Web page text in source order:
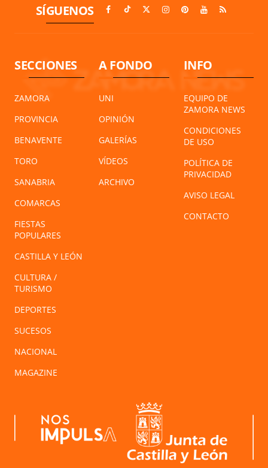
SÍGUENOS
SECCIONES
ZAMORA
PROVINCIA
BENAVENTE
TORO
SANABRIA
COMARCAS
FIESTAS
POPULARES
CASTILLA Y LEÓN
CULTURA /
TURISMO
DEPORTES
SUCESOS
NACIONAL
MAGAZINE
A FONDO
UNI
OPINIÓN
GALERÍAS
VÍDEOS
ARCHIVO
INFO
EQUIPO DE
ZAMORA NEWS
CONDICIONES
DE USO
POLÍTICA DE
PRIVACIDAD
AVISO LEGAL
CONTACTO